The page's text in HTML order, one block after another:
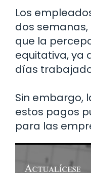
Los
dos
que la
equitativa, ya
días
Sin embargo,
estos pagos
para las